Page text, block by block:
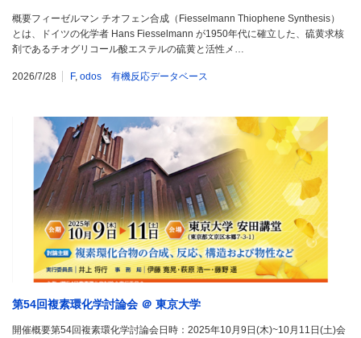
概要フィーゼルマン チオフェン合成（Fiesselmann Thiophene Synthesis）
とは、ドイツの化学者 Hans Fiesselmann が1950年代に確立した、硫黄求核
剤であるチオグリコール酸エステルの硫黄と活性メ…
2026/7/28 F, odos 有機反応データベース
第54回複素環化学討論会 ＠ 東京大学
開催概要第54回複素環化学討論会日時：2025年10月9日(木)~10月11日(土)会